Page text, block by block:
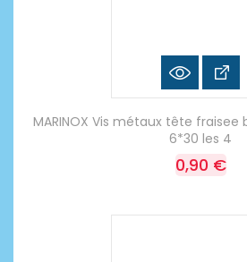
MARINOX Vis métaux tête
6*30 les 4
0,90 €